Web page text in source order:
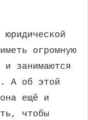
огромную
и занимаются
А об этой
ещё и
чтобы